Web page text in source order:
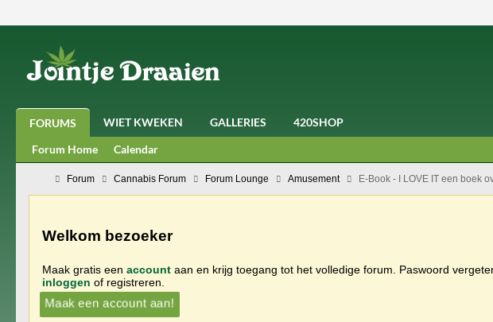
FORUMS WIET KWEKEN GALLERIES
420SHOP
Forum Home
Calendar
Forum Cannabis Forum Forum Lounge Amusement E-Book - I LOVE IT een boek
Welkom bezoeker
Maak gratis een account aan en krijg toegang tot het volledige forum. Paswoord
inloggen of registreren.
Maak een account aan!